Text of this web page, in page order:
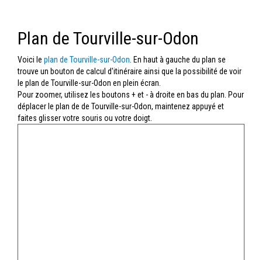
Plan de Tourville-sur-Odon
Voici le plan de Tourville-sur-Odon . En haut à gauche du plan se
trouve un bouton de calcul d'itinéraire ainsi que la possibilité de voir
le plan de Tourville-sur-Odon en plein écran.
Pour zoomer, utilisez les boutons + et - à droite en bas du plan. Pour
déplacer le plan de de Tourville-sur-Odon, maintenez appuyé et
faites glisser votre souris ou votre doigt.